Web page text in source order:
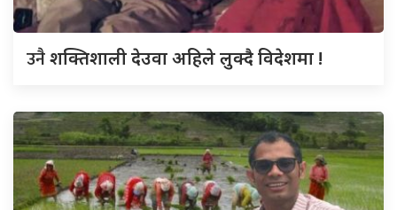
उनैशक्तिशाली देउवा अहिले लुक्दै विदेशमा !